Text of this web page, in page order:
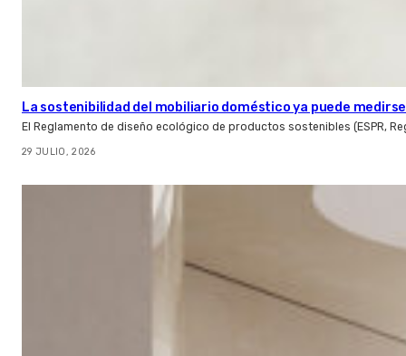
La sostenibilidad del mobiliario doméstico ya puede
El Reglamento de diseño ecológico de productos sostenibles (ESPR,
29 JULIO, 2026